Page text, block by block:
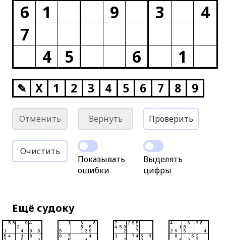
6
1 9 3
4
7
4
5 6 1
✎ X 1 2 3 4 5 6 7 8 9
Отменить Вернуть Проверить
Очистить
Показывать
ошибки
Выделять
цифры
Ещё судоку